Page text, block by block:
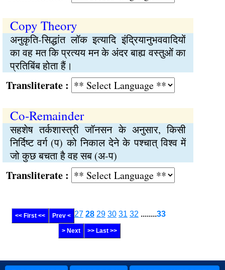
Copy Theory
अनुकृति-सिद्धांत लॉक इत्यादि इंद्रियानुभववादियों
का वह मत कि प्रत्यय मन के अंदर बाह्य वस्तुओं का
प्रतिबिंब होता हैं।
:
Co-Remainder
सहशेष तर्कशास्त्री जॉनसन के अनुसार, किसी
निर्दिष्ट वर्ग (प) को निकाल देने के पश्चात् विश्व में
जो कुछ बचता है वह सब (अ-प)
:
<< First << Prev < 27 28 29 30 31 32 ........33
> Next >> Last >>